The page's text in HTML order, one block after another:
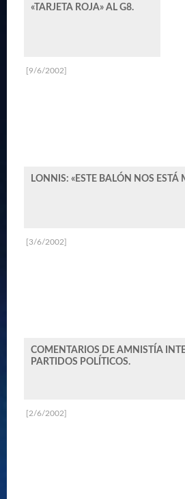
«TARJETA ROJA» AL G8.
LONNIS: «ESTE BALÓN NOS
[9/6/2002]
COMENTARIOS DE AMNISTÍA
PARTIDOS POLÍTICOS.
[3/6/2002]
[2/6/2002]